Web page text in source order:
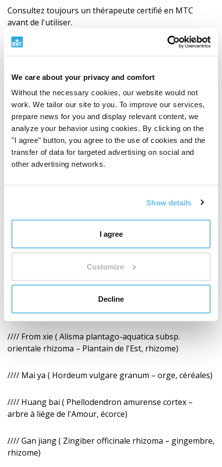
We care about your privacy and comfort
Without the necessary cookies, our website would not
work. We tailor our site to you. To improve our services,
prepare news for you and display relevant content, we
analyze your behavior using cookies. By clicking on the
"I agree" button, you agree to the use of cookies and the
transfer of data for targeted advertising on social and
other advertising networks.
Show details
I agree
Customize
Decline
Consultez toujours un thérapeute certifié en MTC
avant de l'utiliser.
Ingrédients
érigé, rhizome)
//// Huang qi ( Astragalus membranaceus radix –
valériane blanchie, racine)
//// Ren shen ( Panax ginseng radix – ginseng vrai,
racine)
//// Bai zhu ( Atractylodes macrocephala rhizoma –
Atractylodes macrocephala, rhizome)
coco, organes de fructification)
//// Chen pi ( Citrus reticulata cortex – mandarine,
écorce)
//// From xie ( Alisma plantago-aquatica subsp.
orientale rhizoma – Plantain de l'Est, rhizome)
//// Mai ya ( Hordeum vulgare granum – orge, céréales)
//// Huang bai ( Phellodendron amurense cortex –
arbre à liège de l'Amour, écorce)
//// Gan jiang ( Zingiber officinale rhizoma – gingembre,
rhizome)